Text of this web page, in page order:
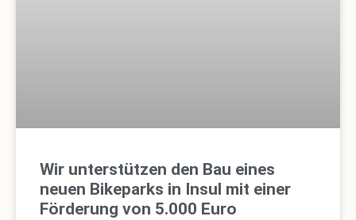
Wir unterstützen den Bau eines
neuen Bikeparks in Insul mit einer
Förderung von 5.000 Euro